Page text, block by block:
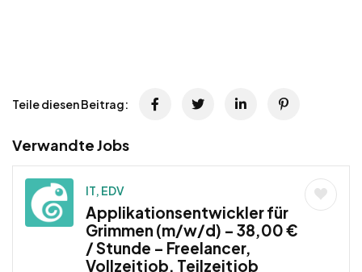
Teile diesen Beitrag:
Verwandte Jobs
IT, EDV
Applikationsentwickler für
Grimmen (m/w/d) – 38,00 €
/ Stunde – Freelancer,
Vollzeitjob, Teilzeitjob